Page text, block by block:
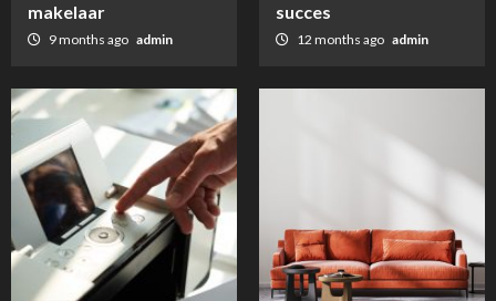
makelaar
9 months ago admin
succes
12 months ago admin